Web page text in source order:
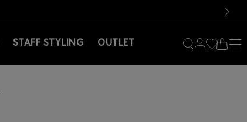
の際は会員登録を！
の際は会員登録を！
STAFF STYLING OUTLET